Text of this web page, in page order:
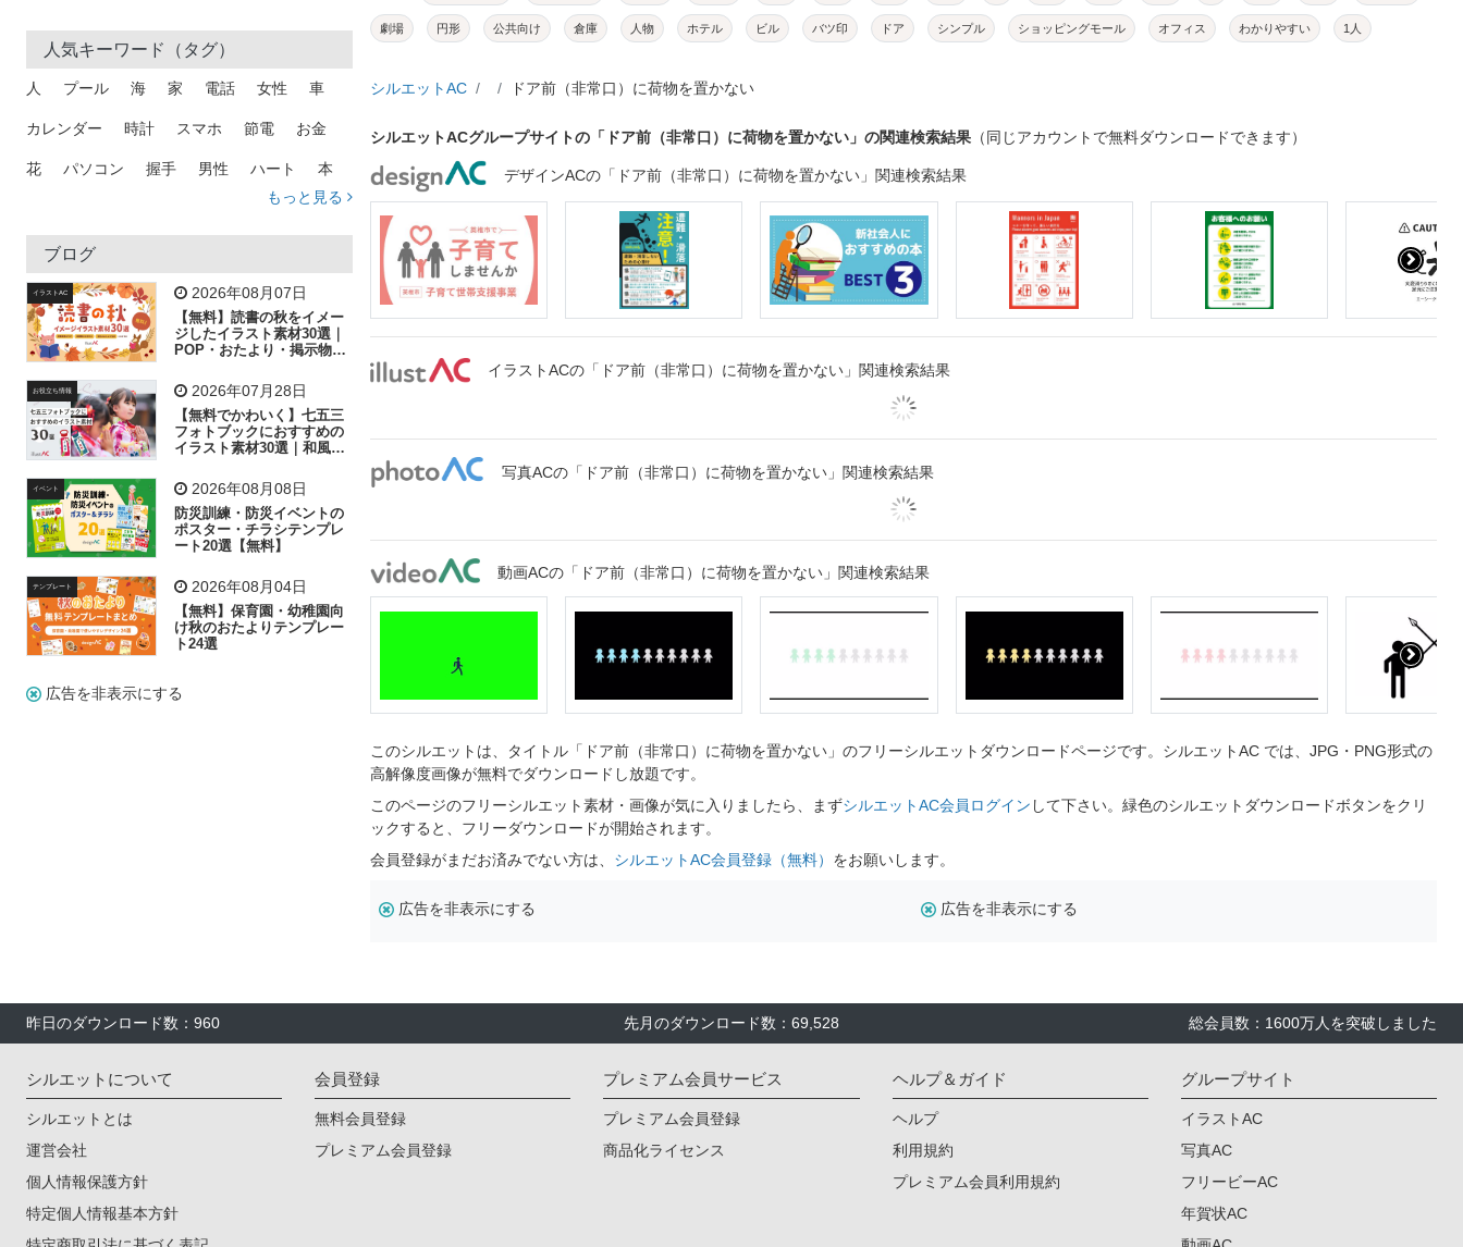
人気キーワード（タグ）
人 プール 海 家 電話 女性 車
カレンダー 時計 スマホ 節電 お金
花 パソコン 握手 男性 ハート 本
トラック 木
吹き出し
飛行機 グラフ ビル 魚 家族 書類
歩く 工場 会社 太陽 キラキラ
子供 作業員 葉 相談 ピクトグラム
もっと見る
ブログ
イラストAC 2026年08月07日
【無料】読書の秋をイメー
ジしたイラスト素材30選｜
POP・おたより・掲示物に
お役立ち情報 2026年07月28日
【無料でかわいく】七五三
フォトブックにおすすめの
イラスト素材30選｜和風の
イベント 2026年08月08日
防災訓練・防災イベントの
ポスター・チラシテンプレ
ート20選【無料】
テンプレート 2026年08月04日
【無料】保育園・幼稚園向
け秋のおたよりテンプレー
ト24選
広告を非表示にする
劇場 円形 公共向け 倉庫 人物 ホテル ビル バツ印 ドア シンプル ショッピングモール オフィス わかりやすい 1人
シルエットAC ドア前（非常口）に荷物を置かない
シルエットACグループサイトの「ドア前（非常口）に荷物を置かない」の関連検索結果 （同じアカウントで無料ダウンロードできます）
デザインACの「ドア前（非常口）に荷物を置かない」関連検索結果
イラストACの「ドア前（非常口）に荷物を置かない」関連検索結果
写真ACの「ドア前（非常口）に荷物を置かない」関連検索結果
動画ACの「ドア前（非常口）に荷物を置かない」関連検索結果
このシルエットは、タイトル「ドア前（非常口）に荷物を置かない」のフリーシルエットダウンロードページです。シルエットAC では、JPG・PNG形式の
高解像度画像が無料でダウンロードし放題です。
このページのフリーシルエット素材・画像が気に入りましたら、まずシルエットAC会員ログイン して下さい。緑色のシルエットダウンロードボタンをクリ
ックすると、フリーダウンロードが開始されます。
会員登録がまだお済みでない方は、 シルエットAC会員登録（無料） をお願いします。
広告を非表示にする 広告を非表示にする
昨日のダウンロード数：960 先月のダウンロード数：69,528 総会員数：1600万人を突破しました
シルエットについて
シルエットとは
運営会社
個人情報保護方針
特定個人情報基本方針
会員登録
無料会員登録
プレミアム会員登録
プレミアム会員サービス
プレミアム会員登録
商品化ライセンス
ヘルプ＆ガイド
ヘルプ
利用規約
プレミアム会員利用規約
グループサイト
イラストAC
写真AC
フリービーAC
年賀状AC